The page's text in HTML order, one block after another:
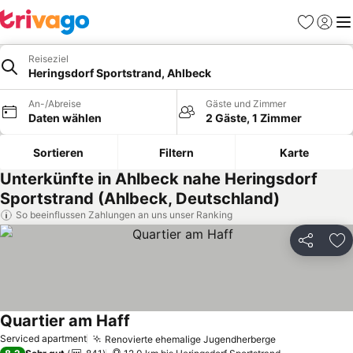
Favoriten
Reiseziel
Heringsdorf Sportstrand, Ahlbeck
An-/Abreise
Daten wählen
Gäste und Zimmer
2 Gäste, 1 Zimmer
Sortieren Filtern Karte
Unterkünfte in Ahlbeck nahe Heringsdorf
Sportstrand (Ahlbeck, Deutschland)
So beeinflussen Zahlungen an uns unser Ranking
Teilen
Serviced apartment Renovierte ehemalige JugendherbergePreise sehen
Quartier am Haff